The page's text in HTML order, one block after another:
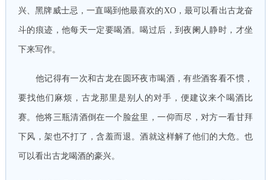
兴、黑牌威士忌，一直喝到他最喜欢的XO，最可以看出古龙奋
斗的痕迹，他每天一定要喝酒。喝过后，到夜阑人静时，才坐
下来写作。
他记得有一次和古龙在圆环夜市喝酒，有些酒客看不惯，
要找他们麻烦，古龙那里是别人的对手，便建议来个喝酒比
赛。他将三瓶清酒倒在一个脸盆里，一仰而尽，对方一看甘拜
下风，架也不打了，含羞而退。酒就这样解了他们的大危。也
可以看出古龙喝酒的豪兴。